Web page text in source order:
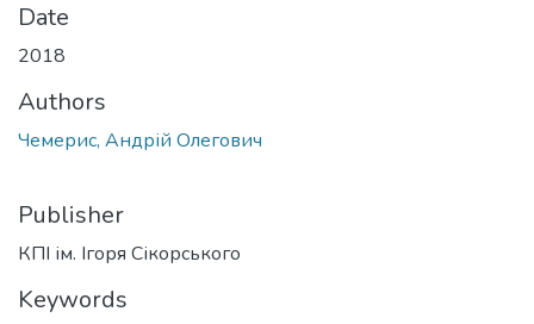
Date
2018
Authors
Чемерис, Андрій Олегович
Publisher
КПІ ім. Ігоря Сікорського
Keywords